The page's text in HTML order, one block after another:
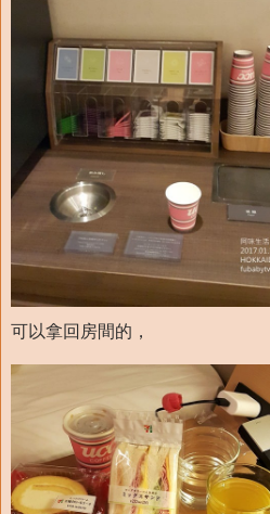
可以拿回房間的，